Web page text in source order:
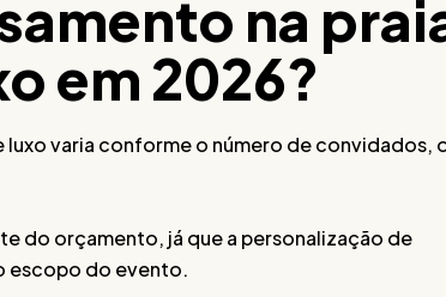
na
em 2026?
luxo varia conforme o número de convidados,
do orçamento, já que a personalização de
escopo do evento.